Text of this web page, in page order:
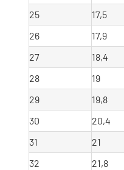
25
17,5
26
17,9
27
18,4
28
19
29
19,8
30
20,4
31
21
32
21,8